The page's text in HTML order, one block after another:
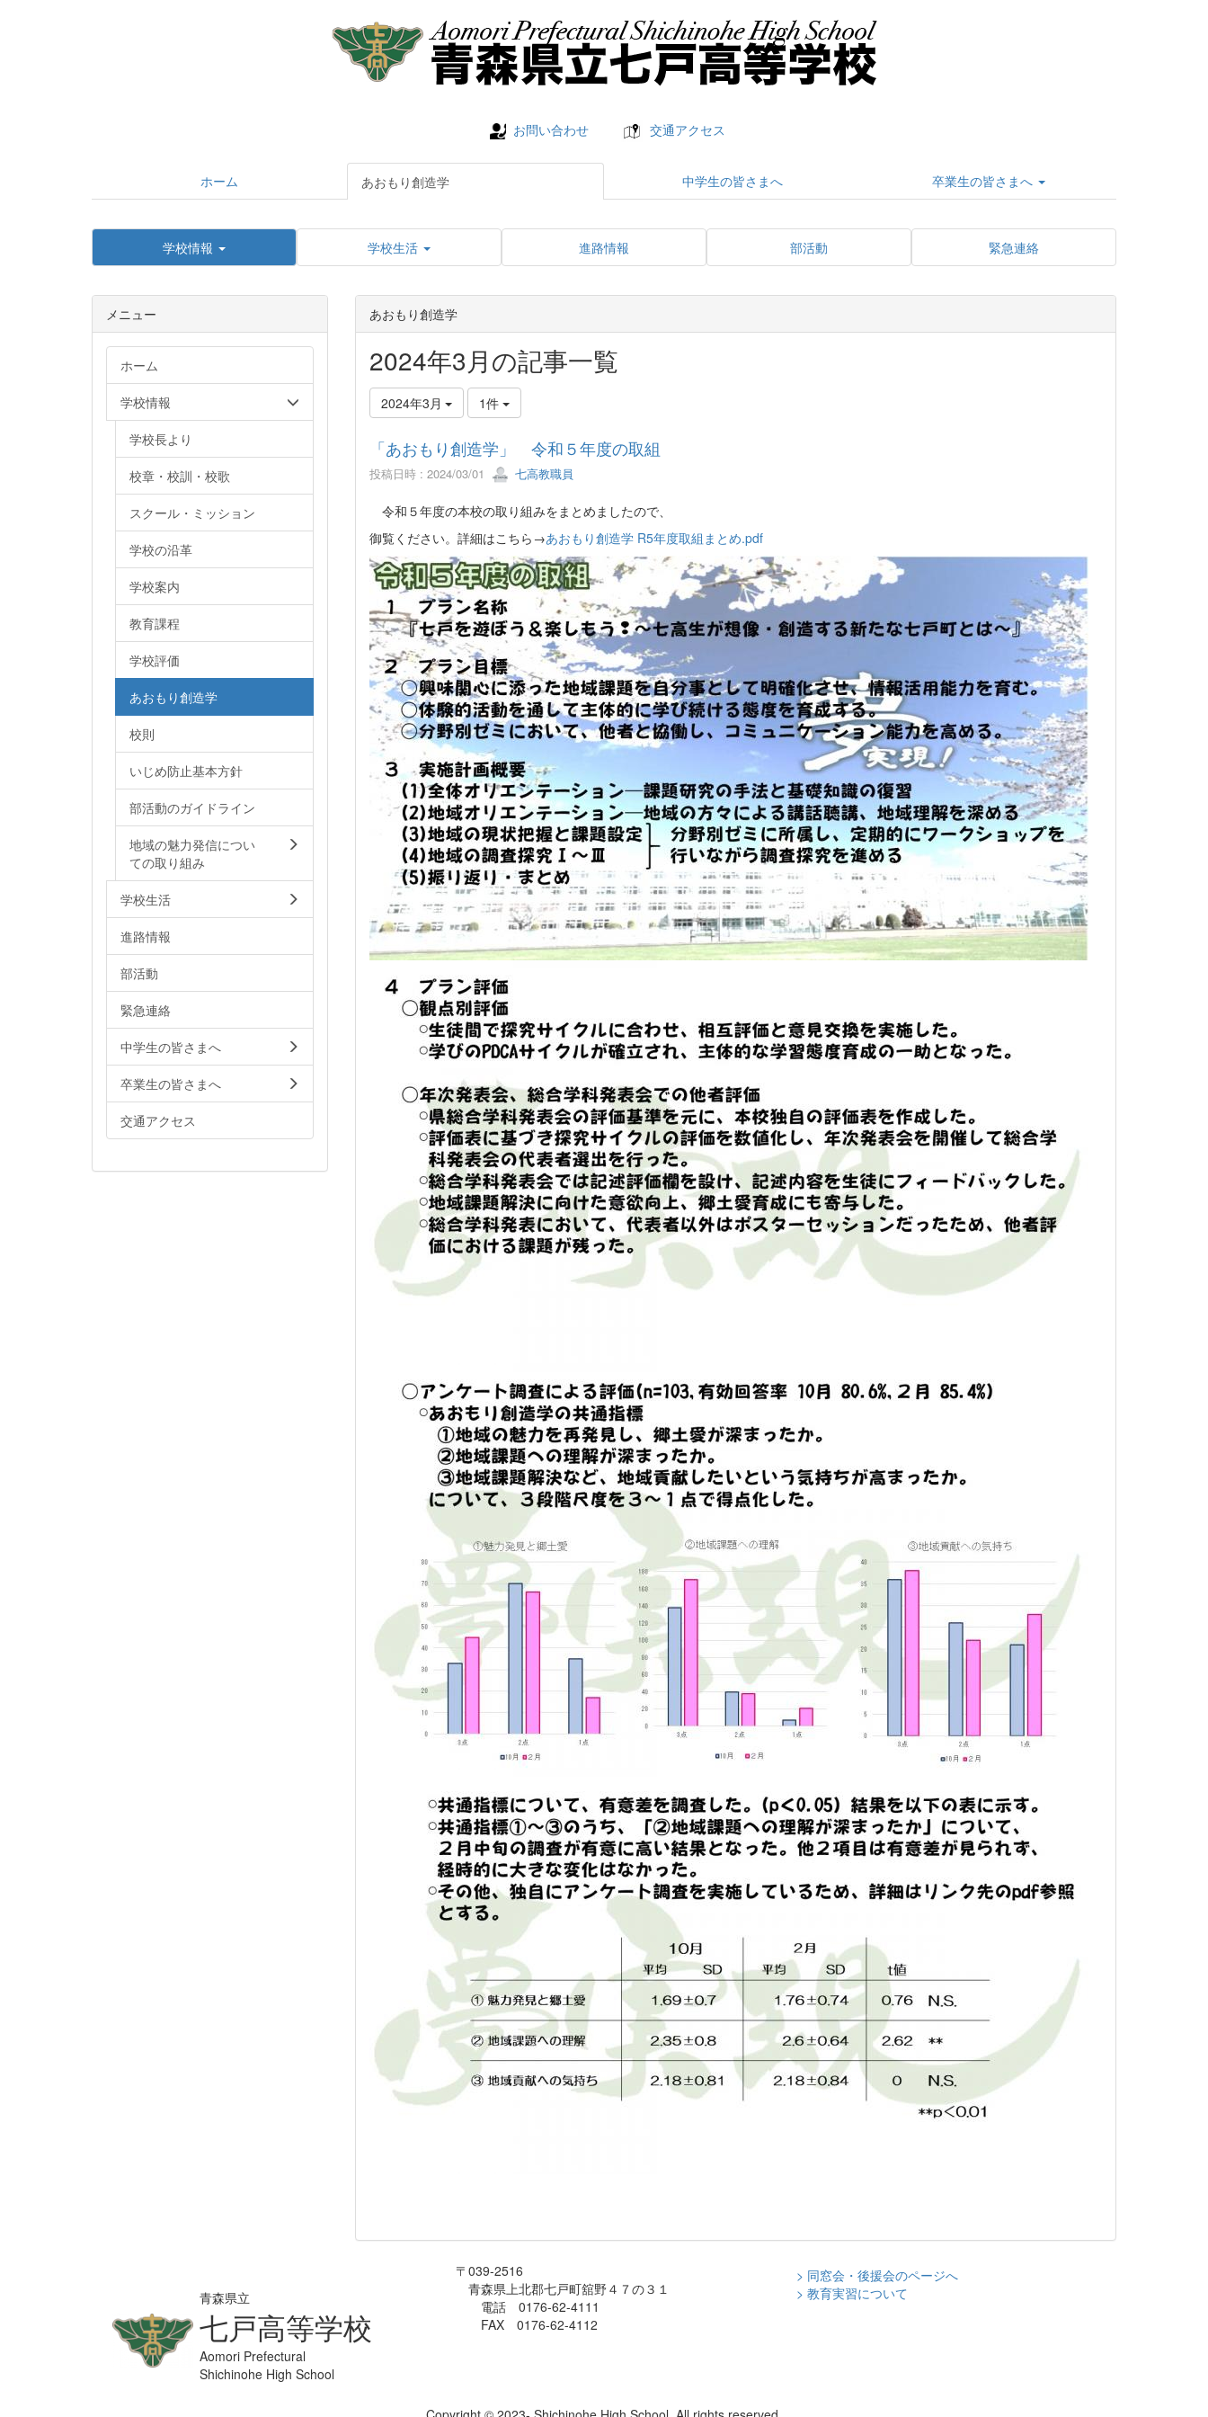
お問い合わせ 交通アクセス
ホーム あおもり創造学 中学生の皆さまへ 卒業生の皆さまへ
学校情報 学校生活 進路情報 部活動 緊急連絡
あおもり創造学
2024年3月の記事一覧
2024年3月 1件
「あおもり創造学」 令和５年度の取組
投稿日時 : 2024/03/01 七高教職員
令和５年度の本校の取り組みをまとめましたので、
御覧ください。詳細はこちら→あおもり創造学 R5年度取組まとめ.pdf
メニュー
ホーム
学校情報
学校長より
校章・校訓・校歌
スクール・ミッション
学校の沿革
学校案内
教育課程
学校評価
あおもり創造学
校則
いじめ防止基本方針
部活動のガイドライン
地域の魅力発信につい
ての取り組み
学校生活
進路情報
部活動
緊急連絡
中学生の皆さまへ
卒業生の皆さまへ
交通アクセス
青森県立
七戸高等学校
Aomori Prefectural
Shichinohe High School
〒039-2516
青森県上北郡七戸町舘野４７の３１
電話 0176-62-4111
FAX 0176-62-4112
> 同窓会・後援会のページへ
> 教育実習について